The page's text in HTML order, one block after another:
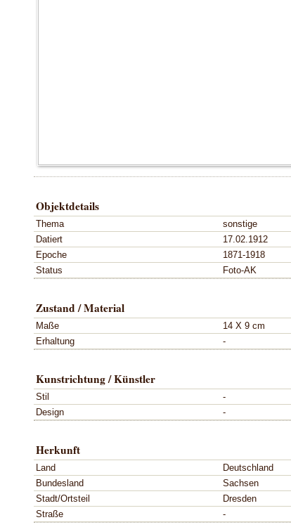
Objektdetails
Thema
sonstige
Datiert
17.02.1912
Epoche
1871-1918
Status
Foto-AK
Zustand / Material
Maße
14 X 9 cm
Erhaltung
-
Kunstrichtung / Künstler
Stil
-
Design
-
Herkunft
Land
Deutschland
Bundesland
Sachsen
Stadt/Ortsteil
Dresden
Straße
-